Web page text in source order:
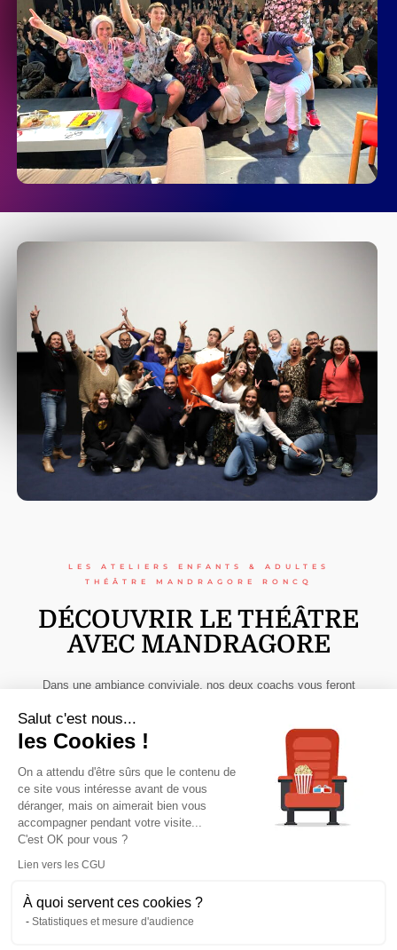
LES ATELIERS ENFANTS & ADULTES
THÉÂTRE MANDRAGORE RONCQ
DÉCOUVRIR LE THÉÂTRE
AVEC MANDRAGORE
Dans une ambiance conviviale, nos deux coachs vous feront
hebdomadaires, en vue de vous faire progresser ou de
simplement vous faire prendre du bon temps.
Salut c'est nous...
les Cookies !
On a attendu d'être sûrs que le contenu de
ce site vous intéresse avant de vous
déranger, mais on aimerait bien vous
accompagner pendant votre visite...
C'est OK pour vous ?
Lien vers les CGU
À quoi servent ces cookies ?
Statistiques et mesure d'audience